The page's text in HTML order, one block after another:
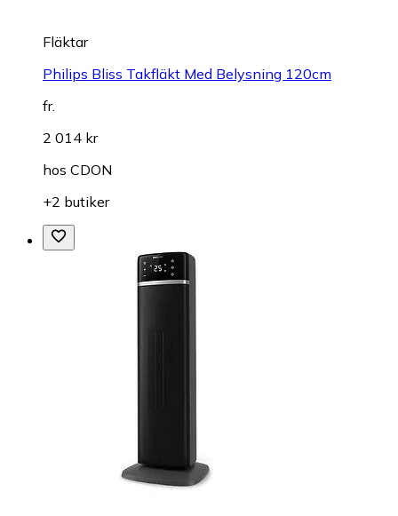
Fläktar
Philips Bliss Takfläkt Med Belysning 120cm
fr.
2 014 kr
hos CDON
+2 butiker